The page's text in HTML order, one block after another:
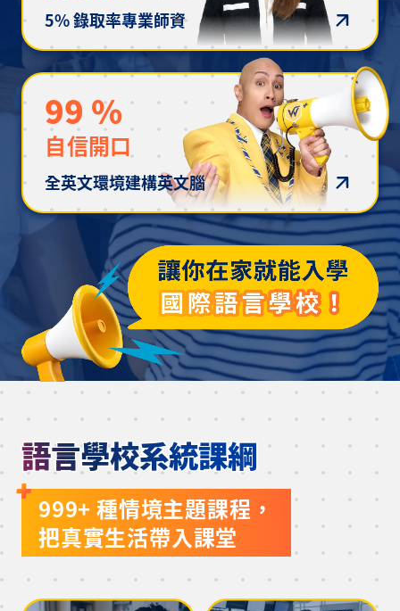
5% 錄取率專業師資
99 %
自信開口
全英文環境建構英文腦
語言學校系統課綱
999+ 種情境主題課程，
把真實生活帶入課堂